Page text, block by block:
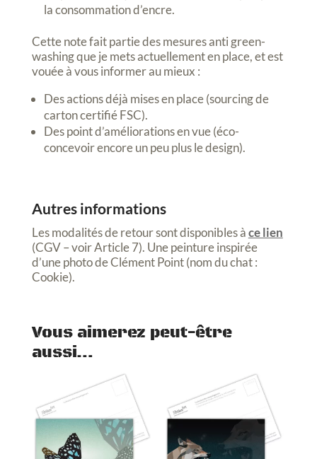
la consommation d’encre.
Cette note fait partie des mesures anti green-
washing que je mets actuellement en place, et est
vouée à vous informer au mieux :
Des actions déjà mises en place (sourcing de
carton certifié FSC).
Des point d’améliorations en vue (éco-
concevoir encore un peu plus le design).
Autres informations
Les modalités de retour sont disponibles àce lien
(CGV – voir Article 7). Une peinture inspirée
d’une photo de Clément Point (nom du chat :
Cookie).
Vous aimerez peut-être
aussi…